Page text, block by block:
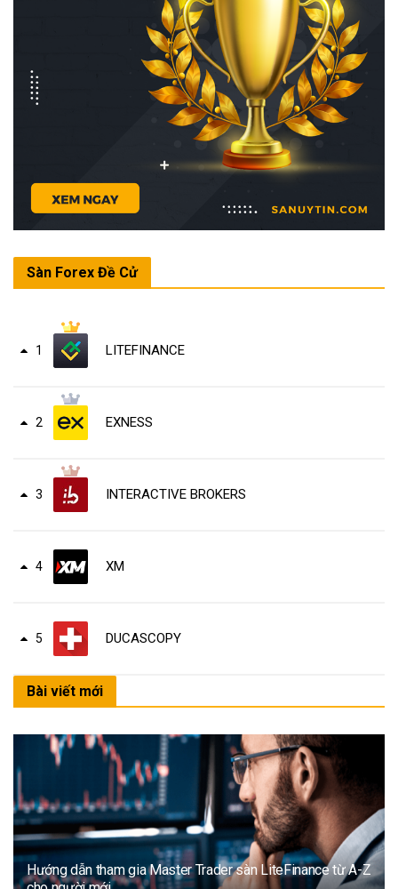
Sàn Forex Đề Cử
1 LITEFINANCE
2 EXNESS
3 INTERACTIVE BROKERS
4 XM
5 DUCASCOPY
Bài viết mới
Hướng dẫn tham gia Master Trader sàn LiteFinance từ A-Z